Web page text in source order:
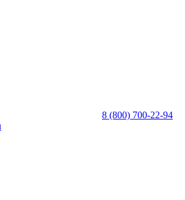
8 (800) 700-22-94